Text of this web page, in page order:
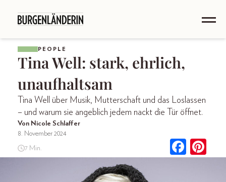
PEOPLE
Tina Well: stark, ehrlich,
unaufhaltsam
Tina Well über Musik, Mutterschaft und das Loslassen
– und warum sie angeblich jedem nackt die Tür öffnet.
Von Nicole Schlaffer
8. November 2024
7 Min.